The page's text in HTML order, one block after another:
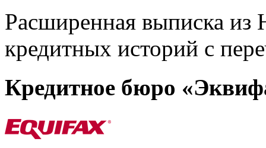
Расширенная выписка из
кредитных историй с
Кредитное бюро